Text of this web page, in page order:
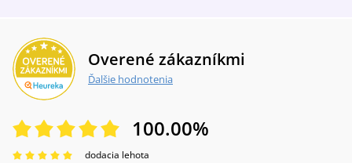
Overené zákazníkmi
Ďalšie hodnotenia
100.00%
dodacia lehota